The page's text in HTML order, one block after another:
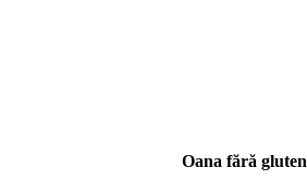
Oana fără gluten